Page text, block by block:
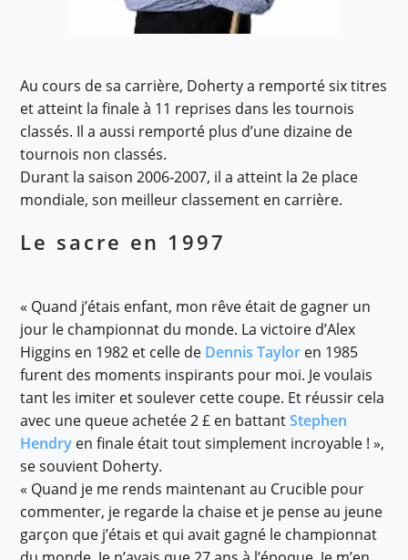
Au cours de sa carrière, Doherty a remporté six titres
et atteint la finale à 11 reprises dans les tournois
classés. Il a aussi remporté plus d’une dizaine de
tournois non classés.
Durant la saison 2006-2007, il a atteint la 2e place
mondiale, son meilleur classement en carrière.
Le sacre en 1997
« Quand j’étais enfant, mon rêve était de gagner un
jour le championnat du monde. La victoire d’Alex
Higgins en 1982 et celle de Dennis Taylor en 1985
furent des moments inspirants pour moi. Je voulais
tant les imiter et soulever cette coupe. Et réussir cela
avec une queue achetée 2 £ en battantStephen
Hendry en finale était tout simplement incroyable ! »,
se souvient Doherty.
« Quand je me rends maintenant au Crucible pour
commenter, je regarde la chaise et je pense au jeune
garçon que j’étais et qui avait gagné le championnat